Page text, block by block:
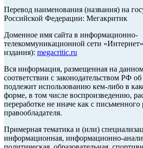
Перевод наименования (названия) на
Российской Федерации: Мегакритик
Доменное имя сайта в информационно-
телекоммуникационной сети
издания): megacritic.ru
Вся информация, размещенная на данном
соответствии с законодательством РФ
подлежит использованию кем-либо в
форме, в том числе воспроизведению,
переработке не иначе как с письменного
правообладателя.
Примерная тематика и (или)
информационная, информационно-